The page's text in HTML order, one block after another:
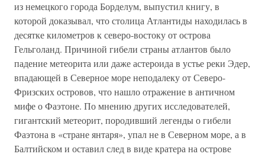
из немецкого города Борделум, выпустил книгу, в
которой доказывал, что столица Атлантиды находилась в
десятке километров к северо-востоку от острова
Гельголанд. Причиной гибели страны атлантов было
падение метеорита или даже астероида в устье реки Эдер,
впадающей в Северное море неподалеку от Северо-
Фризских островов, что нашло отражение в античном
мифе о Фаэтоне. По мнению других исследователей,
гигантский метеорит, породивший легенды о гибели
Фаэтона в «стране янтаря», упал не в Северном море, а в
Балтийском и оставил след в виде кратера на острове